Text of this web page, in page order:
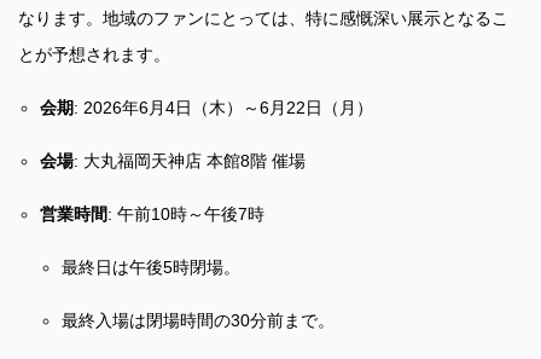
なります。地域のファンにとっては、特に感慨深い展示となるこ
とが予想されます。
会期: 2026年6月4日（木）～6月22日（月）
会場: 大丸福岡天神店 本館8階 催場
営業時間: 午前10時～午後7時
最終日は午後5時閉場。
最終入場は閉場時間の30分前まで。